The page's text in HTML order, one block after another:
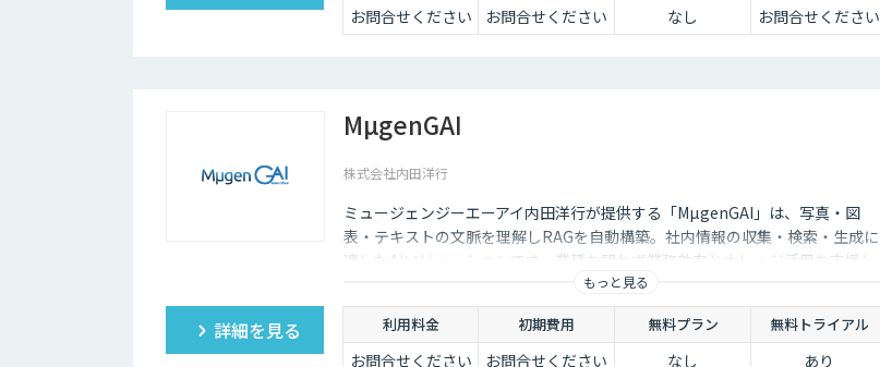
お問合せください お問合せください なし お問合せください
MµgenGAI
株式会社内田洋行
ミュージェンジーエーアイ内田洋行が提供する「MµgenGAI」は、写真・図
表・テキストの文脈を理解しRAGを自動構築。社内情報の収集・検索・生成に
適したAIソリューションです。業種を問わず業務効率とナレッジ活用を支援し
もっと見る
詳細を見る 利用料金 初期費用 無料プラン 無料トライアル
お問合せください お問合せください なし あり